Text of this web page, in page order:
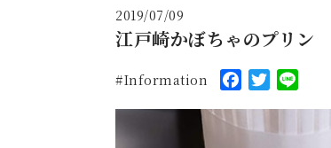
2019/07/09
江戸崎かぼちゃのプリン
Information Facebook
Twitter